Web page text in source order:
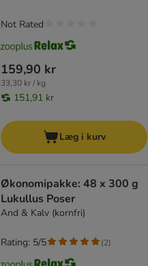
159,90 kr
33,30 kr / kg
151,91 kr
Not Rated
Læg i kurv
Økonomipakke: 48 x 300 g
Lukullus Poser
And & Kalv (kornfri)
Rating: 5/5 (2)